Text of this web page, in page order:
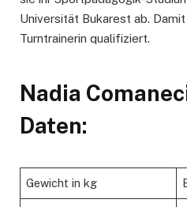
Universität Bukarest ab.
Turntrainerin qualifiziert.
Nadia
Daten:
Gewicht in kg